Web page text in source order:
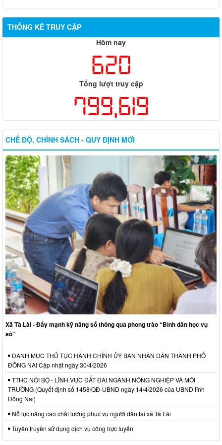
THỐNG KÊ TRUY CẬP
Hôm nay
620
Tổng lượt truy cập
799,619
CHẾ ĐỘ, CHÍNH SÁCH - QUY ĐỊNH MỚI
Xã Tà Lài - Đẩy mạnh kỹ năng số thông qua phong trào “Bình dân học vụ
số”
DANH MỤC THỦ TỤC HÀNH CHÍNH ỦY BAN NHÂN DÂN THÀNH PHỐ
ĐỒNG NAI Cập nhật ngày 30/4/2026
TTHC NỘI BỘ - LĨNH VỰC ĐẤT ĐAI NGÀNH NÔNG NGHIỆP VÀ MÔI
TRƯỜNG (Quyết định số 1458/QĐ-UBND ngày 14/4/2026 của UBND tỉnh
Đồng Nai)
Nỗ lực nâng cao chất lượng phục vụ người dân tại xã Tà Lài
Tuyên truyền sử dụng dịch vụ công trực tuyến